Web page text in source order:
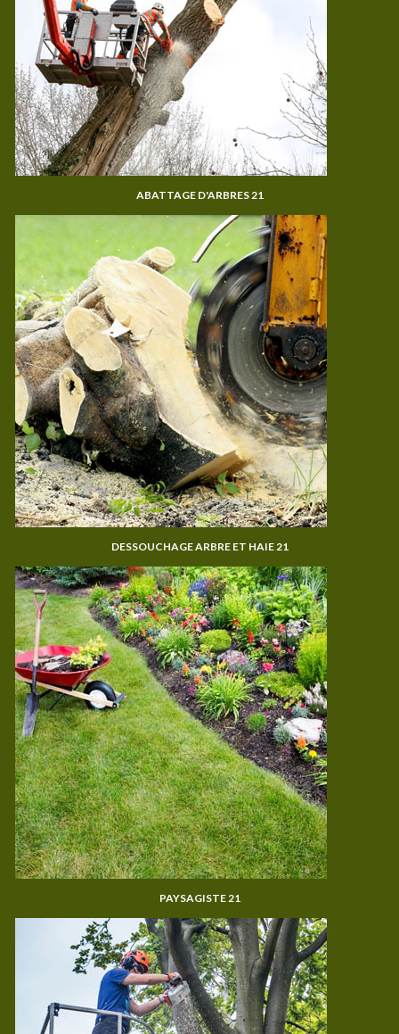
ABATTAGE D'ARBRES 21
DESSOUCHAGE ARBRE ET HAIE 21
PAYSAGISTE 21